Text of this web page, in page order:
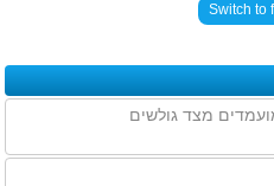
Switch to
מצד גולשים